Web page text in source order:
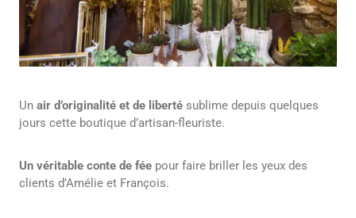
Un air d’originalité et de liberté sublime depuis quelques
jours cette boutique d’artisan-fleuriste.
Un véritable conte de fée pour faire briller les yeux des
clients d’Amélie et François.